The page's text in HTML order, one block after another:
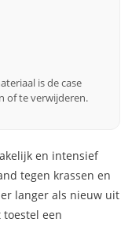
is de case
of te verwijderen.
en intensief
tegen krassen en
langer als nieuw uit
een